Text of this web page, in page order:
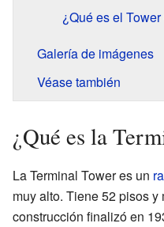
¿Qué es el
Galería de imágenes
Véase también
¿Qué es la
La Terminal Tower es un
muy alto. Tiene 52 pisos
construcción finalizó en